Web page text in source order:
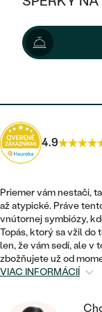
PODĽA ŠTÝLU
ETERNITY
VINTAGE
HALO
VINTAGE
SET
ZOSTAVTE SI
VÝPREDAJ
ŠPERKY
PODĽA TYPU
NÁUŠNICE
PRSTENE
PRÍVESKY
NÁRAMKY
SETY
PÁNSKE
PLATINOVÉ
KRUHOVÉ
VISIACE
SOLITÉR
ZLATÉ
PODĽA ŠTÝLU
SOLITÉR
SO
VÝPREDAJ
ZLATÉ
PODĽA ŠTÝLU
ETERNITY
247 €
4.9
Priemer vám nestačí,
až atypické. Práve
vnútornej symbiózy,
Topás, ktorý sa vžil do
len, že vám sedí, ale v
zbožňujete už od
VIAC INFORMÁCIÍ